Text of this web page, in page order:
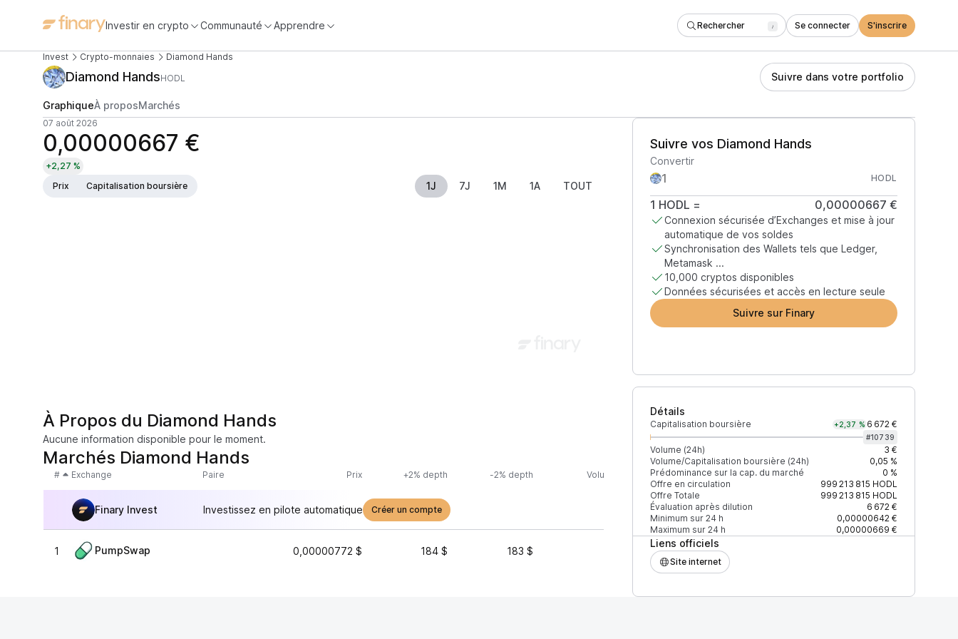
Investir en crypto Communauté Apprendre Rechercher / Se connecter S'inscrire
Invest Crypto-monnaies Diamond Hands
Diamond HandsHODL Suivre dans votre portfolio
GraphiqueÀ proposMarchés
07 août 2026
0,00000667 €
+2,27 %
Prix
Capitalisation boursière 1J 7J 1M 1A TOUT
Suivre vos Diamond Hands
Convertir
HODL
1 HODL = 0,00000667 €
Connexion sécurisée d’Exchanges et mise à jour
automatique de vos soldes
Synchronisation des Wallets tels que Ledger,
Metamask ...
10,000 cryptos disponibles
Données sécurisées et accès en lecture seule
Suivre sur Finary
Détails
Capitalisation boursière +2,37 % 6 672 €
#10739
Volume (24h)
3 €
Volume/Capitalisation boursière (24h)
0,05 %
Prédominance sur la cap. du marché
0 %
Offre en circulation
999 213 815 HODL
Offre Totale
999 213 815 HODL
Évaluation après dilution
6 672 €
Minimum sur 24 h
0,00000642 €
Maximum sur 24 h
0,00000669 €
Liens officiels
Site internet
À Propos du Diamond Hands
Aucune information disponible pour le moment.
Marchés Diamond Hands
# Exchange Paire Prix +2% depth -2% depth Volume (24h) % du volume Confiance Mis à jour
Finary Invest Investissez en pilote automatique Créer un compte
1 PumpSwap 0,00000772 $ 184 $ 183 $ 100 %